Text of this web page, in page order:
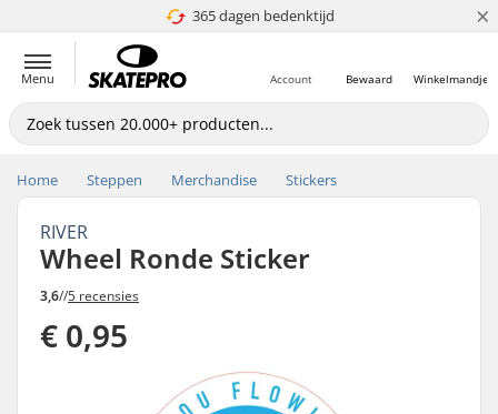
365 dagen bedenktijd
4.8 van 5 ×
Menu Winkelmandje
Bewaard
Account
Home Steppen Merchandise Stickers
RIVER
Wheel Ronde Sticker
3,6//5 recensies
€ 0,95